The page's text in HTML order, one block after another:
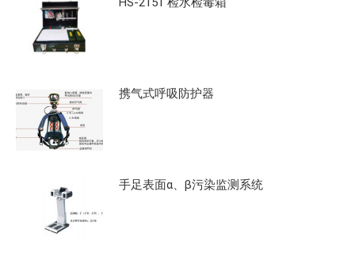
携气式呼吸防护器
手足表面α、β污染监测系统